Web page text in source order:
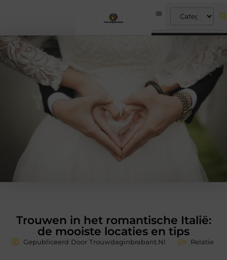
Trouwen in het romantische Italië:
de mooiste locaties en tips
Gepubliceerd Door Trouwdaginbrabant.nl Relatie